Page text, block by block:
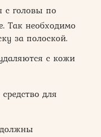
с головы по
Так необходимо
за полоской.
с кожи
для